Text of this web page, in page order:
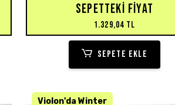
SEPETTEKI FIYAT
1.329,04 TL
SEPETE EKLE